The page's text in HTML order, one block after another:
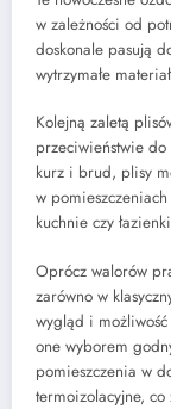
w zależności od
doskonale pasują
wytrzymałe
Kolejną zaletą
przeciwieństwie
kurz i brud, plisy
w
kuchnie czy
Oprócz walorów
zarówno w
wygląd i
one wyborem
pomieszczenia w
termoizolacyjne,